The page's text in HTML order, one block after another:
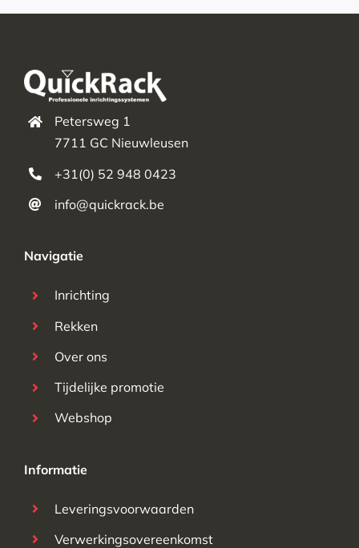
Petersweg 1
7711 GC Nieuwleusen
+31(0) 52 948 0423
info@quickrack.be
Navigatie
Inrichting
Rekken
Over ons
Tijdelijke promotie
Webshop
Informatie
Leveringsvoorwaarden
Verwerkingsovereenkomst